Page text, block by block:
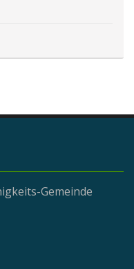
Gemeinde